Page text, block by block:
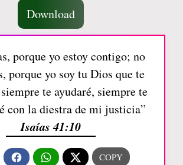
Download
porque yo estoy contigo; no
porque yo soy tu Dios que te
te ayudaré, siempre te
con la diestra de mi justicia”
Isaías 41:10